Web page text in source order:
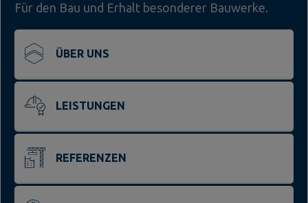
Für den Bau und Erhalt besonderer Bauwerke.
ÜBER UNS
LEISTUNGEN
REFERENZEN